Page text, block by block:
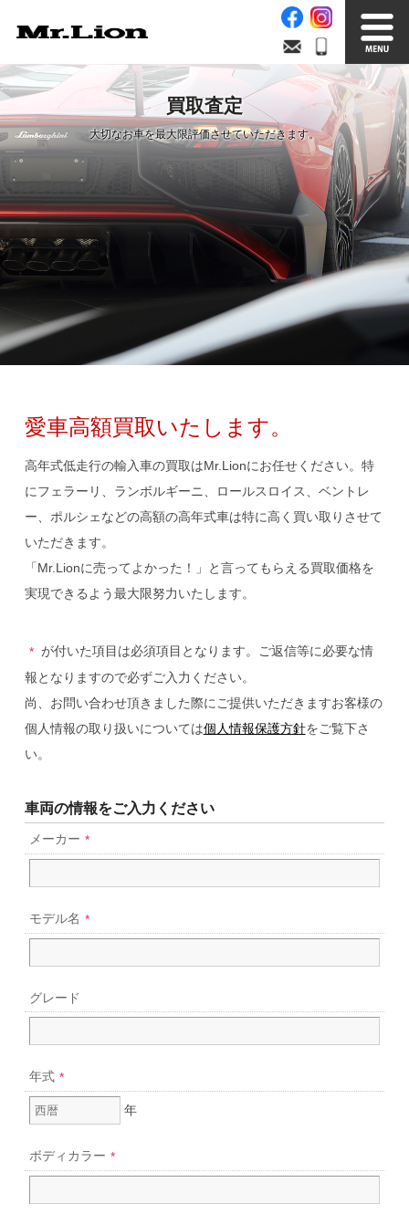
Stock List
在庫車情報
Trade In
買取無料査定
Factory
自社工場
Our Service
サービス案内
Official Blog Company info.
買取査定
大切なお車を最大限評価させていただきます。
愛車高額買取いたします。
高年式低走行の輸入車の買取はMr.Lionにお任せください。特
にフェラーリ、ランボルギーニ、ロールスロイス、ベントレ
ー、ポルシェなどの高額の高年式車は特に高く買い取りさせて
いただきます。
「Mr.Lionに売ってよかった！」と言ってもらえる買取価格を
実現できるよう最大限努力いたします。
* が付いた項目は必須項目となります。ご返信等に必要な情
報となりますので必ずご入力ください。
尚、お問い合わせ頂きました際にご提供いただきますお客様の
個人情報の取り扱いについては個人情報保護方針をご覧下さ
い。
車両の情報をご入力ください
メーカー *
モデル名 *
グレード
年式 *
年
ボディカラー *